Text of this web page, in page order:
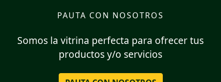
PAUTA CON NOSOTROS
Somos la vitrina perfecta para ofrecer tus
productos y/o servicios